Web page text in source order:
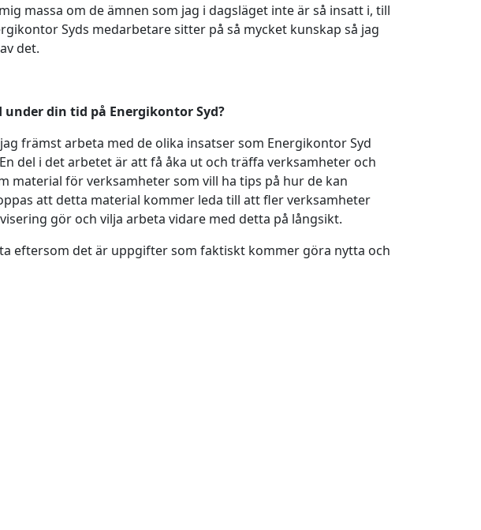
massa om de ämnen som jag i dagsläget inte är så insatt i, till
Syds medarbetare sitter på så mycket kunskap så jag
det.
din tid på Energikontor Syd?
främst arbeta med de olika insatser som Energikontor Syd
del i det arbetet är att få åka ut och träffa verksamheter och
material för verksamheter som vill ha tips på hur de kan
att detta material kommer leda till att fler verksamheter
gör och vilja arbeta vidare med detta på långsikt.
eftersom det är uppgifter som faktiskt kommer göra nytta och